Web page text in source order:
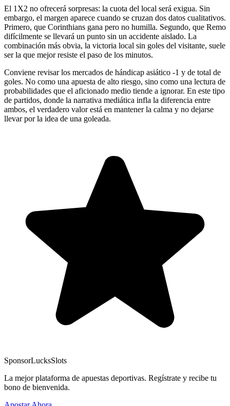
El 1X2 no ofrecerá sorpresas: la cuota del local será exigua. Sin
embargo, el margen aparece cuando se cruzan dos datos cualitativos.
Primero, que Corinthians gana pero no humilla. Segundo, que Remo
difícilmente se llevará un punto sin un accidente aislado. La
combinación más obvia, la victoria local sin goles del visitante, suele
ser la que mejor resiste el paso de los minutos.
Conviene revisar los mercados de hándicap asiático -1 y de total de
goles. No como una apuesta de alto riesgo, sino como una lectura de
probabilidades que el aficionado medio tiende a ignorar. En este tipo
de partidos, donde la narrativa mediática infla la diferencia entre
ambos, el verdadero valor está en mantener la calma y no dejarse
llevar por la idea de una goleada.
SponsorLucksSlots
La mejor plataforma de apuestas deportivas. Regístrate y recibe tu
bono de bienvenida.